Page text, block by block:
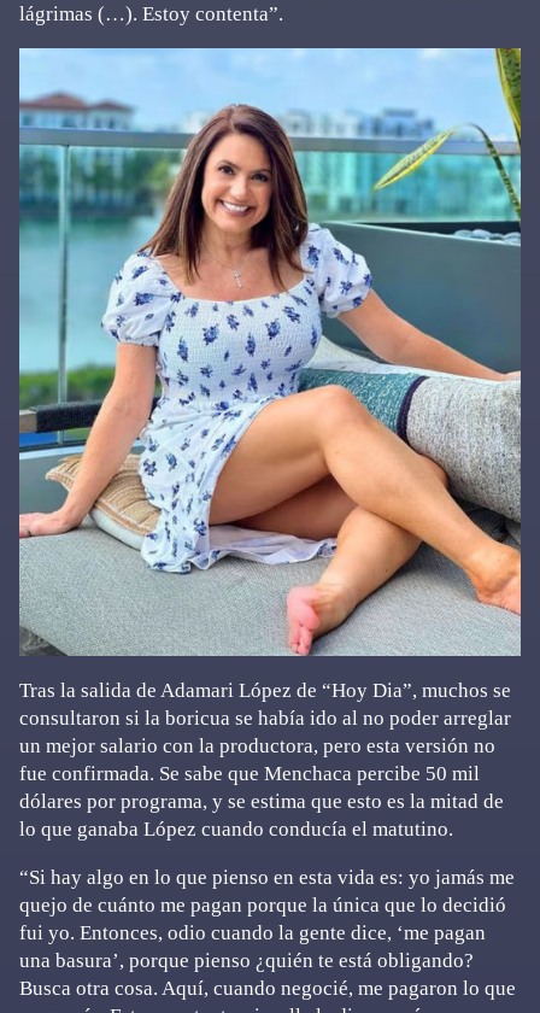
lágrimas (…). Estoy contenta”.
Tras la salida de Adamari López de “Hoy Dia”, muchos se
consultaron si la boricua se había ido al no poder arreglar
un mejor salario con la productora, pero esta versión no
fue confirmada. Se sabe que Menchaca percibe 50 mil
dólares por programa, y se estima que esto es la mitad de
lo que ganaba López cuando conducía el matutino.
“Si hay algo en lo que pienso en esta vida es: yo jamás me
quejo de cuánto me pagan porque la única que lo decidió
fui yo. Entonces, odio cuando la gente dice, ‘me pagan
una basura’, porque pienso ¿quién te está obligando?
Busca otra cosa. Aquí, cuando negocié, me pagaron lo que